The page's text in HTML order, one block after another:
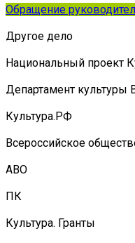
Обращение
Другое дело
Национальный проект
Департамент культуры
Культура.РФ
Всероссийское
АВО
ПК
Культура. Гранты